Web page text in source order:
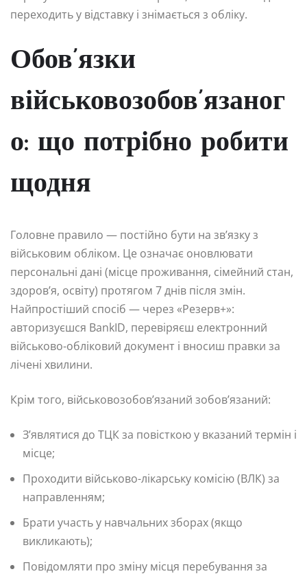
переходить у відставку і знімається з обліку.
Обов’язки
військовозобов’язаног
о: що потрібно робити
щодня
Головне правило — постійно бути на зв’язку з
військовим обліком. Це означає оновлювати
персональні дані (місце проживання, сімейний стан,
здоров’я, освіту) протягом 7 днів після змін.
Найпростіший спосіб — через «Резерв+»:
авторизуєшся BankID, перевіряєш електронний
військово-обліковий документ і вносиш правки за
лічені хвилини.
Крім того, військовозобов’язаний зобов’язаний:
З’являтися до ТЦК за повісткою у вказаний термін і
місце;
Проходити військово-лікарську комісію (ВЛК) за
направленням;
Брати участь у навчальних зборах (якщо
викликають);
Повідомляти про зміну місця перебування за